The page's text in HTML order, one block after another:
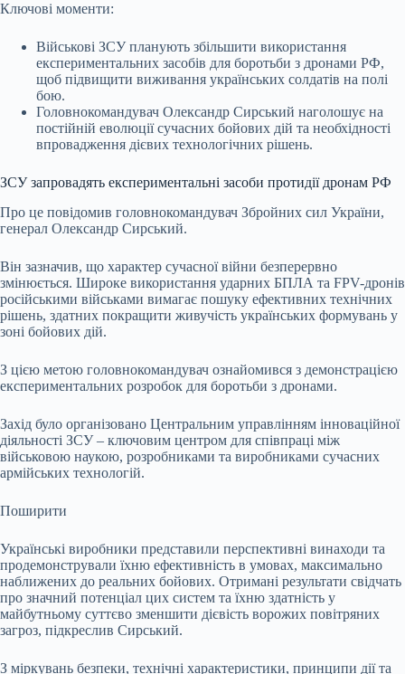
Ключові моменти:
Військові ЗСУ планують збільшити використання
експериментальних засобів для боротьби з дронами РФ,
щоб підвищити виживання українських солдатів на полі
бою.
Головнокомандувач Олександр Сирський наголошує на
постійній еволюції сучасних бойових дій та необхідності
впровадження дієвих технологічних рішень.
ЗСУ запровадять експериментальні засоби протидії дронам РФ
Про це повідомив головнокомандувач Збройних сил України,
генерал Олександр Сирський.
Він зазначив, що характер сучасної війни безперервно
змінюється. Широке використання ударних БПЛА та FPV-дронів
російськими військами вимагає пошуку ефективних технічних
рішень, здатних покращити живучість українських формувань у
зоні бойових дій.
З цією метою головнокомандувач ознайомився з демонстрацією
експериментальних розробок для боротьби з дронами.
Захід було організовано Центральним управлінням інноваційної
діяльності ЗСУ – ключовим центром для співпраці між
військовою наукою, розробниками та виробниками сучасних
армійських технологій.
Поширити
Українські виробники представили перспективні винаходи та
продемонстрували їхню ефективність в умовах, максимально
наближених до реальних бойових. Отримані результати свідчать
про значний потенціал цих систем та їхню здатність у
майбутньому суттєво зменшити дієвість ворожих повітряних
загроз, підкреслив Сирський.
З міркувань безпеки, технічні характеристики, принципи дії та